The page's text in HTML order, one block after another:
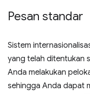
Pesan standar
Sistem
yang telah ditentukan
Anda melakukan
sehingga Anda dapat